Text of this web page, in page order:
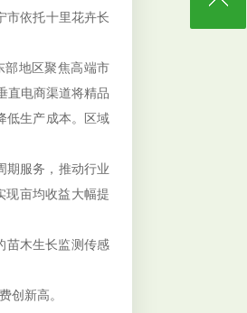
市依托十里花卉长
地区聚焦高端市
直电商渠道将精品
低生产成本。区域
服务，推动行业
现亩均收益大幅提
木生长监测传感
创新高。